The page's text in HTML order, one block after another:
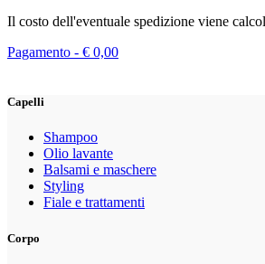
Il costo dell'eventuale spedizione viene
Pagamento - € 0,00
Capelli
Shampoo
Olio lavante
Balsami e maschere
Styling
Fiale e trattamenti
Corpo